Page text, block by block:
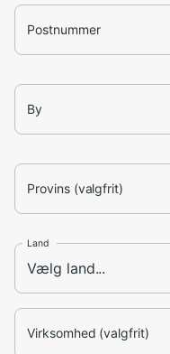
Postnummer
By
Provins (valgfrit)
Land
Virksomhed (valgfrit)